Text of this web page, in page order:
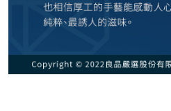
NT$585NT$ 799
7.3折